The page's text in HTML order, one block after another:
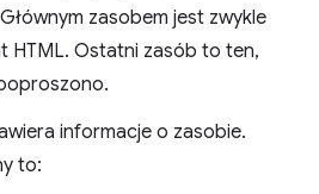
zasobem jest zwykle
HTML. Ostatni zasób to ten,
informacje o zasobie.
to: